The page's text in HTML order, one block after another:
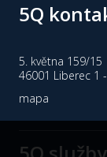
5Q
5. května 159/15
46001 Liberec 1
mapa